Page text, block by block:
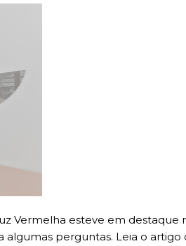
Vermelha esteve em destaque
algumas perguntas. Leia o